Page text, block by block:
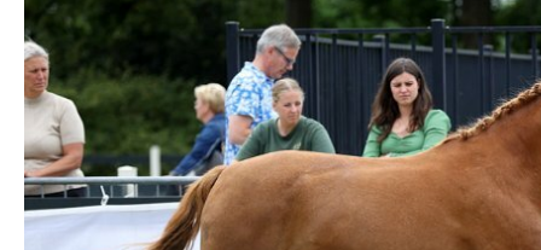
Lidmaatschap NRPS
Informatie
Lid worden
Statuten en reglementen
Privacyverklaring